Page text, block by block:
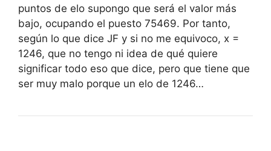
puntos de elo supongo que será el valor más
bajo, ocupando el puesto 75469. Por tanto,
según lo que dice JF y si no me equivoco, x =
1246, que no tengo ni idea de qué quiere
significar todo eso que dice, pero que tiene que
ser muy malo porque un elo de 1246…